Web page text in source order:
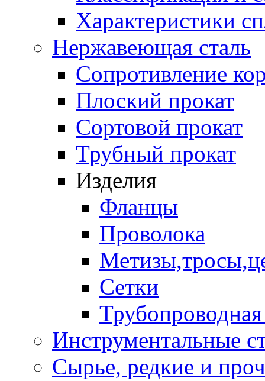
Характеристики
Нержавеющая сталь
Сопротивление
Плоский прокат
Сортовой прокат
Трубный прокат
Изделия
Фланцы
Проволока
Сетки
Инструментальные
Сырье, редкие и